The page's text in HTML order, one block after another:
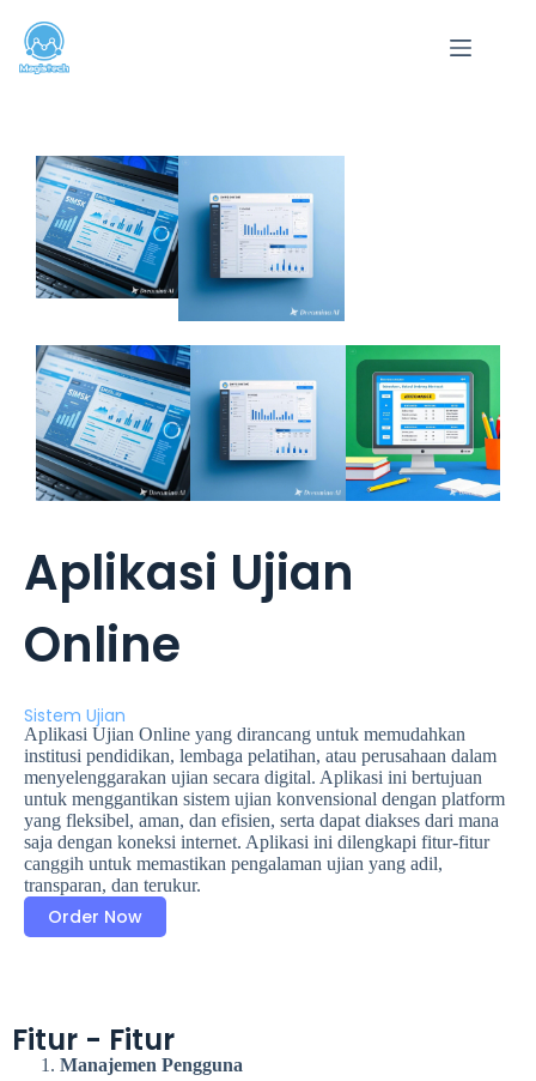
Aplikasi Ujian
Online
Sistem Ujian
Aplikasi Ujian Online yang dirancang untuk memudahkan
institusi pendidikan, lembaga pelatihan, atau perusahaan dalam
menyelenggarakan ujian secara digital. Aplikasi ini bertujuan
untuk menggantikan sistem ujian konvensional dengan platform
yang fleksibel, aman, dan efisien, serta dapat diakses dari mana
saja dengan koneksi internet. Aplikasi ini dilengkapi fitur-fitur
canggih untuk memastikan pengalaman ujian yang adil,
transparan, dan terukur.
Order Now
Fitur - Fitur
Manajemen Pengguna